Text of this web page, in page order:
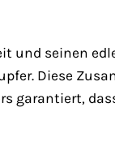
und seinen
Diese
garantiert,